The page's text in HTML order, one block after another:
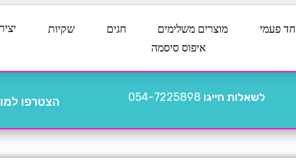
חד פעמי מוצרים משלימים חגים שקיות
איפוס סיסמה
לשאלות חייגו 054-7225898 הצטרפו